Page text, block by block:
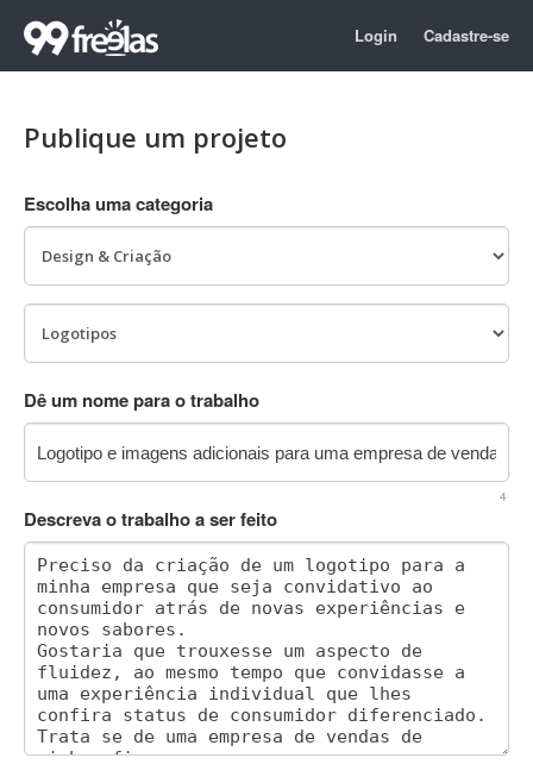
Login Cadastre-se
Publique um projeto
Escolha uma categoria
Dê um nome para o trabalho
4
Descreva o trabalho a ser feito